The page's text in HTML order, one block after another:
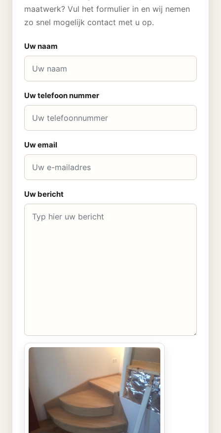
maatwerk? Vul het formulier in en wij nemen
zo snel mogelijk contact met u op.
Uw naam
Uw telefoon nummer
Uw email
Uw bericht